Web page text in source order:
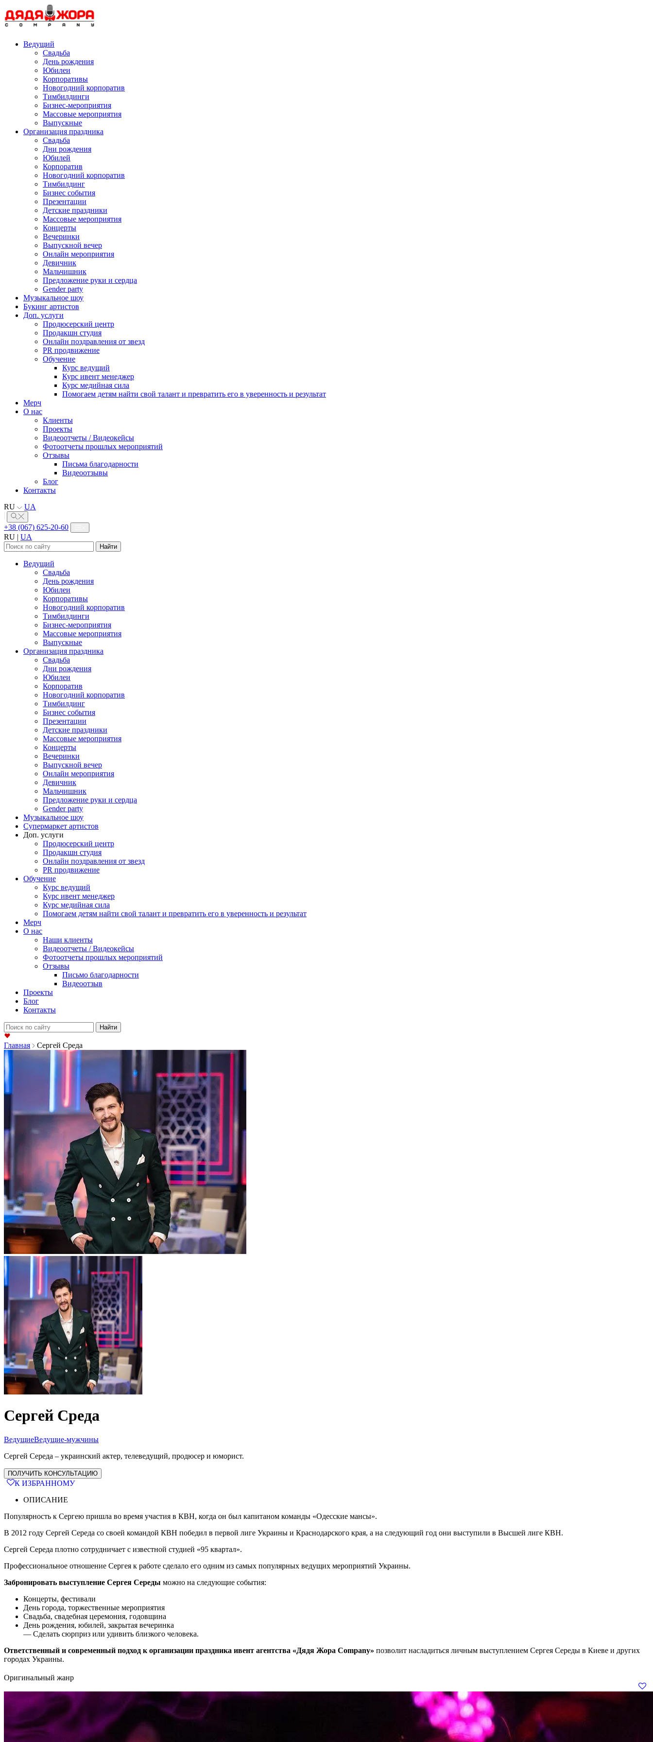
to
content
Ведущий
Свадьба
День рождения
Юбилеи
Корпоративы
Новогодний корпоратив
Тимбилдинги
Бизнес-мероприятия
Массовые мероприятия
Выпускные
Организация праздника
Свадьба
Дни рождения
Юбилей
Корпоратив
Новогодний корпоратив
Тимбилдинг
Бизнес события
Презентации
Детские праздники
Массовые мероприятия
Концерты
Вечеринки
Выпускной вечер
Онлайн мероприятия
Девичник
Мальчишник
Предложение руки и сердца
Gender party
Музыкальное шоу
Букинг артистов
Доп. услуги
Продюсерский центр
Продакшн студия
Онлайн поздравления от звезд
PR продвижение
Обучение
Курс ведущий
Курс ивент менеджер
Курс медийная сила
Помогаем детям найти свой талант и превратить его в уверенность и результат
Мерч
О нас
Клиенты
Проекты
Видеоотчеты / Видеокейсы
Фотоотчеты прошлых мероприятий
Отзывы
Письма благодарности
Видеоотзывы
Блог
Контакты
RU
UA
+38 (067) 625-20-60
RU | UA
Найти:
Ведущий
Свадьба
День рождения
Юбилеи
Корпоративы
Новогодний корпоратив
Тимбилдинги
Бизнес-мероприятия
Массовые мероприятия
Выпускные
Организация праздника
Свадьба
Дни рождения
Юбилеи
Корпоратив
Новогодний корпоратив
Тимбилдинг
Бизнес события
Презентации
Детские праздники
Массовые мероприятия
Концерты
Вечеринки
Выпускной вечер
Онлайн мероприятия
Девичник
Мальчишник
Предложение руки и сердца
Gender party
Музыкальное шоу
Супермаркет артистов
Доп. услуги
Продюсерский центр
Продакшн студия
Онлайн поздравления от звезд
PR продвижение
Обучение
Курс ведущий
Курс ивент менеджер
Курс медийная сила
Помогаем детям найти свой талант и превратить его в уверенность и результат
Мерч
О нас
Наши клиенты
Видеоотчеты / Видеокейсы
Фотоотчеты прошлых мероприятий
Отзывы
Письмо благодарности
Видеоотзыв
Проекты
Блог
Контакты
Найти:
Главная Сергей Среда
Сергей Среда
ВедущиеВедущие-мужчины
Сергей Середа – украинский актер, телеведущий, продюсер и юморист.
ПОЛУЧИТЬ КОНСУЛЬТАЦИЮ
К ИЗБРАННОМУ
ОПИСАНИЕ
Популярность к Сергею пришла во время участия в КВН, когда он был капитаном команды «Одесские мансы».
В 2012 году Сергей Середа со своей командой КВН победил в первой лиге Украины и Краснодарского края, а на следующий год они выступили в Высшей лиге КВН.
Сергей Середа плотно сотрудничает с известной студией «95 квартал».
Профессиональное отношение Сергея к работе сделало его одним из самых популярных ведущих мероприятий Украины.
Забронировать выступление Сергея Середы можно на следующие события:
Концерты, фестивали
День города, торжественные мероприятия
Свадьба, свадебная церемония, годовщина
День рождения, юбилей, закрытая вечеринка
— Сделать сюрприз или удивить близкого человека.
Ответственный и современный подход к организации праздника ивент агентства «Дядя Жора Company» позволит насладиться личным выступлением Сергея Середы в Киеве и других
городах Украины.
Оригинальный жанр